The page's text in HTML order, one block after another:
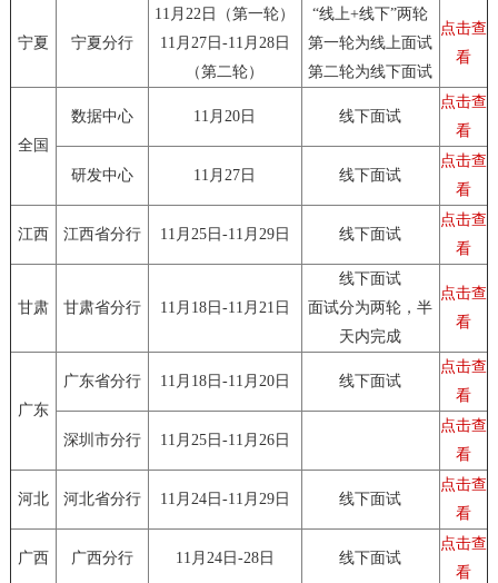
宁夏 宁夏分行
11月22日（第一轮）
11月27日-11月28日
（第二轮）
“线上+线下”两轮
第一轮为线上面试
第二轮为线下面试
点击查
看
全国
数据中心 11月20日 线下面试
点击查
看
研发中心 11月27日 线下面试
点击查
看
江西 江西省分行 11月25日-11月29日 线下面试
点击查
看
甘肃 甘肃省分行 11月18日-11月21日
线下面试
面试分为两轮，半
天内完成
点击查
看
广东
广东省分行 11月18日-11月20日 线下面试
点击查
看
深圳市分行 11月25日-11月26日
点击查
看
河北 河北省分行 11月24日-11月29日 线下面试
点击查
看
广西 广西分行 11月24日-28日 线下面试
点击查
看